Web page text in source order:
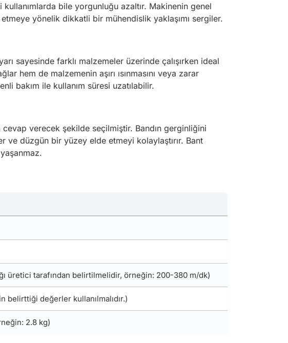
bile yorgunluğu azaltır. Makinenin genel
yönelik dikkatli bir mühendislik yaklaşımı sergiler.
sayesinde farklı malzemeler üzerinde çalışırken ideal
hem de malzemenin aşırı ısınmasını veya zarar
bakım ile kullanım süresi uzatılabilir.
cevap verecek şekilde seçilmiştir. Bandın gerginliğini
ve düzgün bir yüzey elde etmeyi kolaylaştırır. Bant
üretici tarafından belirtilmelidir, örneğin: 200-380 m/dk)
belirttiği değerler kullanılmalıdır.)
2.8 kg)